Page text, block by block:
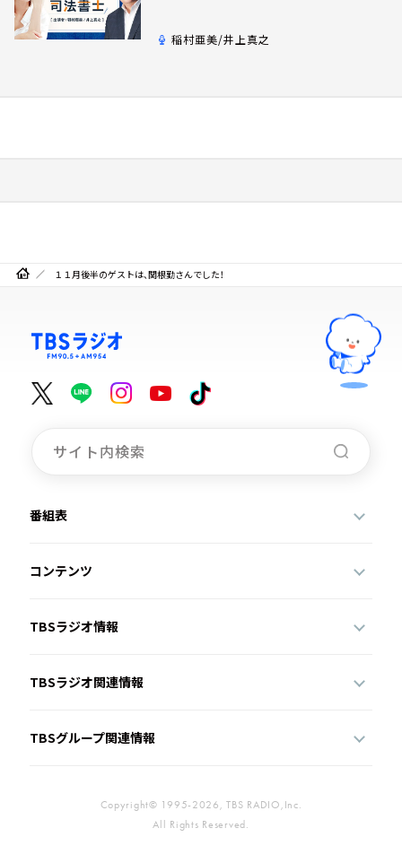
稲村亜美/井上真之
１１月後半のゲストは、関根勤さんでした！
番組表
コンテンツ
TBSラジオ情報
TBSラジオ関連情報
TBSグループ関連情報
Copyright© 1995-2026, TBS RADIO,Inc.
All Rights Reserved.